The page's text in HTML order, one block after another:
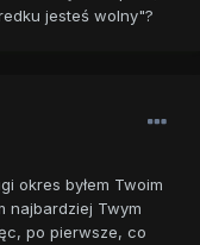
jesteś wolny"?
okres byłem Twoim
najbardziej Twym
po pierwsze, co